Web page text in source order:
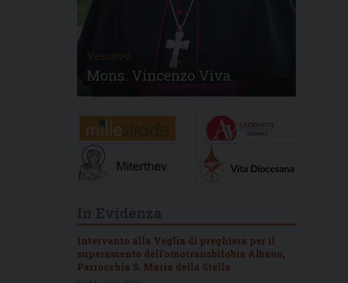
Vescovo
Mons. Vincenzo Viva
Intervento alla Veglia di preghiera per il
superamento dell’omotransbifobia Albano,
Parrocchia S. Maria della Stella